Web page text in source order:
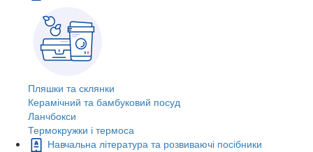
Пляшки та склянки
Керамічний та бамбуковий посуд
Ланчбокси
Термокружки і термоса
Навчальна література та розвиваючі посібники